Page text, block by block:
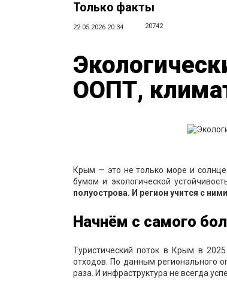
Только факты
22.05.2026 20:34 20742
ООПТ,
Крым — это не только море и
бумом и экологической
полуострова. И регион учится с
Начнём с самого
Туристический поток в Крым в
отходов. По данным регионального
раза. И инфраструктура не всегда